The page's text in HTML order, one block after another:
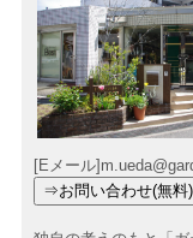
[Eメール